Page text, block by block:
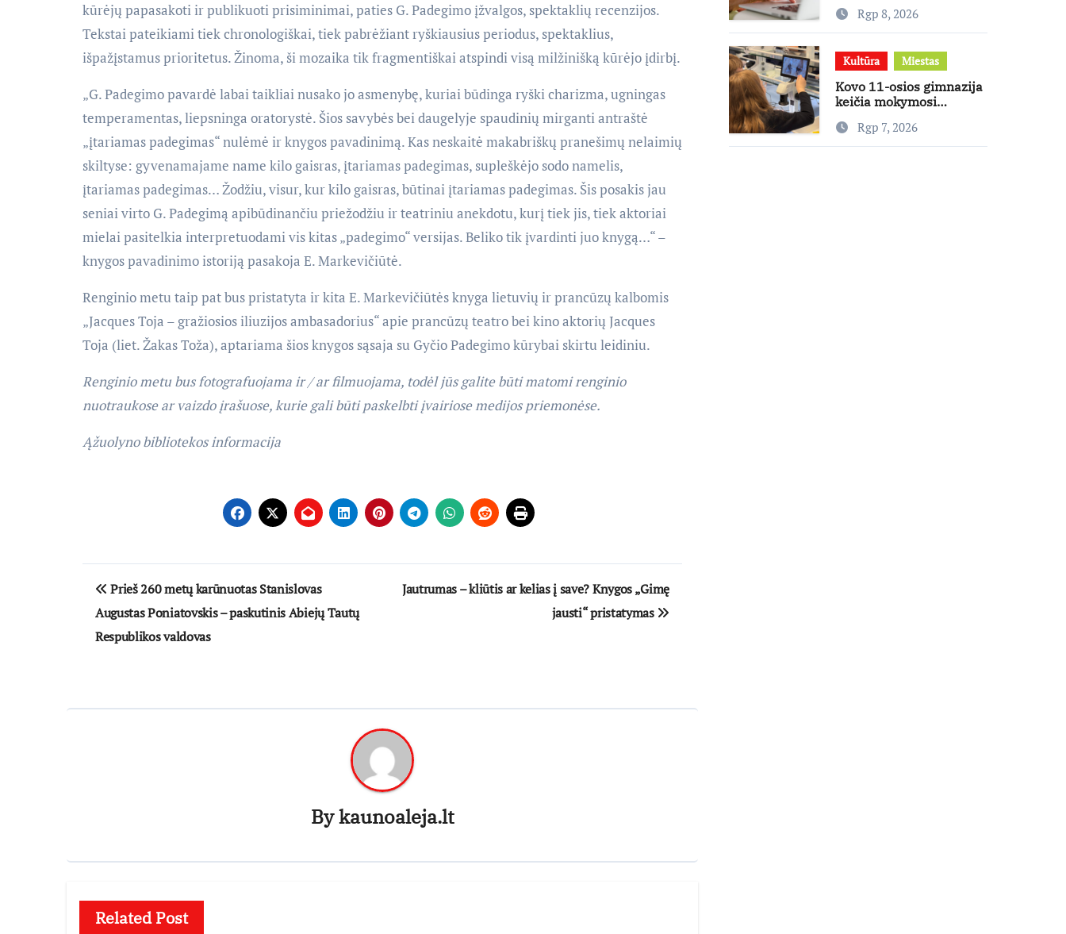
kūrėjų papasakoti ir publikuoti prisiminimai, paties G. Padegimo įžvalgos, spektaklių recenzijos.
Tekstai pateikiami tiek chronologiškai, tiek pabrėžiant ryškiausius periodus, spektaklius,
išpažįstamus prioritetus. Žinoma, ši mozaika tik fragmentiškai atspindi visą milžinišką kūrėjo įdirbį.
„G. Padegimo pavardė labai taikliai nusako jo asmenybę, kuriai būdinga ryški charizma, ugningas
temperamentas, liepsninga oratorystė. Šios savybės bei daugelyje spaudinių mirganti antraštė
„įtariamas padegimas“ nulėmė ir knygos pavadinimą. Kas neskaitė makabriškų pranešimų nelaimių
skiltyse: gyvenamajame name kilo gaisras, įtariamas padegimas, supleškėjo sodo namelis,
įtariamas padegimas… Žodžiu, visur, kur kilo gaisras, būtinai įtariamas padegimas. Šis posakis jau
seniai virto G. Padegimą apibūdinančiu priežodžiu ir teatriniu anekdotu, kurį tiek jis, tiek aktoriai
mielai pasitelkia interpretuodami vis kitas „padegimo“ versijas. Beliko tik įvardinti juo knygą…“ –
knygos pavadinimo istoriją pasakoja E. Markevičiūtė.
Renginio metu taip pat bus pristatyta ir kita E. Markevičiūtės knyga lietuvių ir prancūzų kalbomis
„Jacques Toja – gražiosios iliuzijos ambasadorius“ apie prancūzų teatro bei kino aktorių Jacques
Toja (liet. Žakas Toža), aptariama šios knygos sąsaja su Gyčio Padegimo kūrybai skirtu leidiniu.
Renginio metu bus fotografuojama ir / ar filmuojama, todėl jūs galite būti matomi renginio
nuotraukose ar vaizdo įrašuose, kurie gali būti paskelbti įvairiose medijos priemonėse.
Ąžuolyno bibliotekos informacija
Navigacija
tarp
įrašų
Prieš 260 metų karūnuotas Stanislovas
Augustas Poniatovskis – paskutinis Abiejų Tautų
Respublikos valdovas
Jautrumas – kliūtis ar kelias į save? Knygos „Gimę
jausti“ pristatymas
Bykaunoaleja.lt
Related Post
Rgp 8, 2026
Kultūra Miestas
Kovo 11-osios gimnazija
keičia mokymosi
kaupimo – prie jų
supratimo ir taikymo
Rgp 7, 2026